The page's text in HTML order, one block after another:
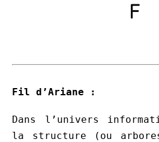
F
Fil d’Ariane :
Dans l’univers
la structure (ou